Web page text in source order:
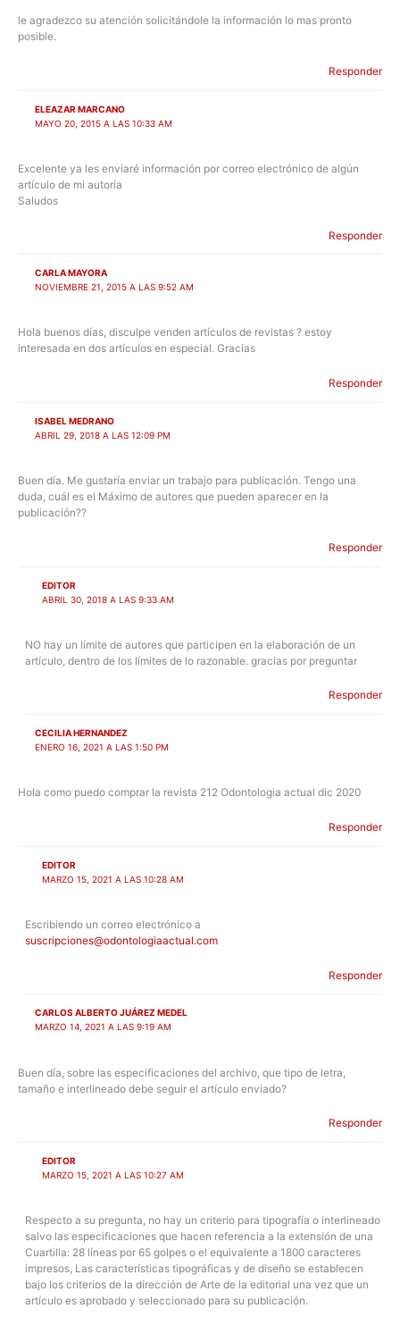
le agradezco su atención solicitándole la información lo mas pronto
posible.
Responder
ELEAZAR MARCANO
MAYO 20, 2015 A LAS 10:33 AM
Excelente ya les enviaré información por correo electrónico de algún
artículo de mi autoría
Saludos
Responder
CARLA MAYORA
NOVIEMBRE 21, 2015 A LAS 9:52 AM
Hola buenos días, disculpe venden artículos de revistas ? estoy
interesada en dos artículos en especial. Gracias
Responder
ISABEL MEDRANO
ABRIL 29, 2018 A LAS 12:09 PM
Buen día. Me gustaría enviar un trabajo para publicación. Tengo una
duda, cuál es el Máximo de autores que pueden aparecer en la
publicación??
Responder
EDITOR
ABRIL 30, 2018 A LAS 9:33 AM
NO hay un límite de autores que participen en la elaboración de un
artículo, dentro de los límites de lo razonable. gracias por preguntar
Responder
CECILIA HERNANDEZ
ENERO 16, 2021 A LAS 1:50 PM
Hola como puedo comprar la revista 212 Odontologia actual dic 2020
Responder
EDITOR
MARZO 15, 2021 A LAS 10:28 AM
Escribiendo un correo electrónico a
suscripciones@odontologiaactual.com
Responder
CARLOS ALBERTO JUÁREZ MEDEL
MARZO 14, 2021 A LAS 9:19 AM
Buen día, sobre las especificaciones del archivo, que tipo de letra,
tamaño e interlineado debe seguir el artículo enviado?
Responder
EDITOR
MARZO 15, 2021 A LAS 10:27 AM
Respecto a su pregunta, no hay un criterio para tipografía o interlineado
salvo las especificaciones que hacen referencia a la extensión de una
Cuartilla: 28 líneas por 65 golpes o el equivalente a 1800 caracteres
impresos, Las características tipográficas y de diseño se establecen
bajo los criterios de la dirección de Arte de la editorial una vez que un
artículo es aprobado y seleccionado para su publicación.